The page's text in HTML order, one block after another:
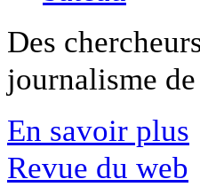
Des
journalisme
En savoir plus
Revue du web